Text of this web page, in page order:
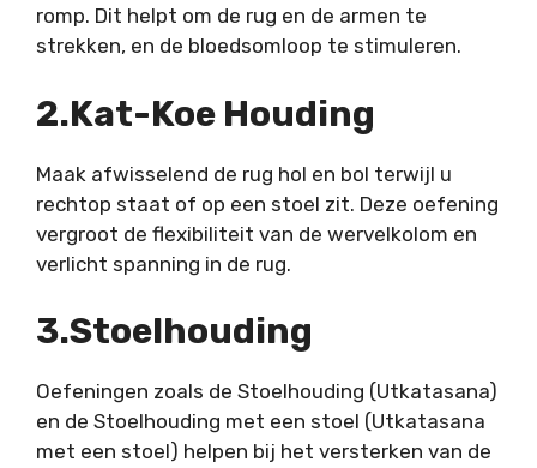
romp. Dit helpt om de rug en de armen te
strekken, en de bloedsomloop te stimuleren.
2.Kat-Koe Houding
Maak afwisselend de rug hol en bol terwijl u
rechtop staat of op een stoel zit. Deze oefening
vergroot de flexibiliteit van de wervelkolom en
verlicht spanning in de rug.
3.Stoelhouding
Oefeningen zoals de Stoelhouding (Utkatasana)
en de Stoelhouding met een stoel (Utkatasana
met een stoel) helpen bij het versterken van de